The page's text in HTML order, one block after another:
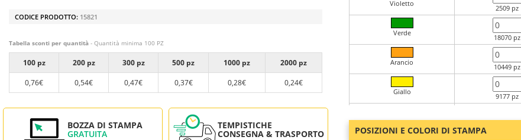
CODICE PRODOTTO: 15821
Tabella sconti per quantità - Quantità minima 100 PZ
100 pz 200 pz 300 pz 500 pz 1000 pz
2000 pz
0,76€
0,54€ 0,47€ 0,37€ 0,28€ 0,24€
BOZZA DI STAMPA
GRATUITA
TEMPISTICHE
CONSEGNA & TRASPORTO
Violetto
2509 pz
Verde
18070 pz
Arancio
10449 pz
Giallo
9177 pz
Blu
POSIZIONI E COLORI DI STAMPA